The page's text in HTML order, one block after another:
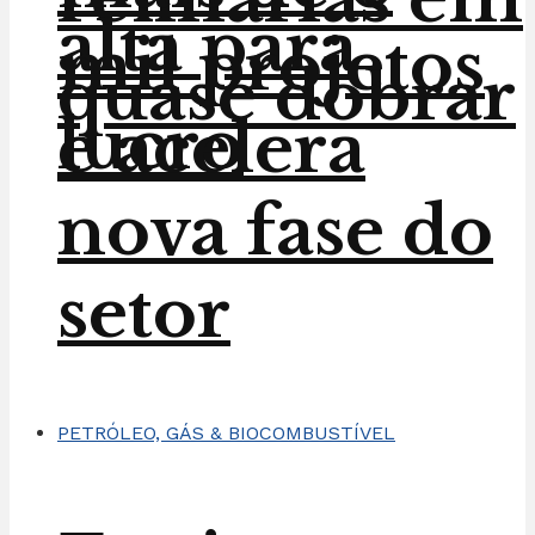
alta para
quase dobrar
lucro
mil projetos
e acelera
nova fase do
setor
PETRÓLEO, GÁS & BIOCOMBUSTÍVEL